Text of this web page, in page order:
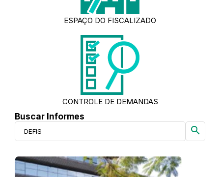
ESPAÇO DO FISCALIZADO
CONTROLE DE DEMANDAS
Buscar Informes
search